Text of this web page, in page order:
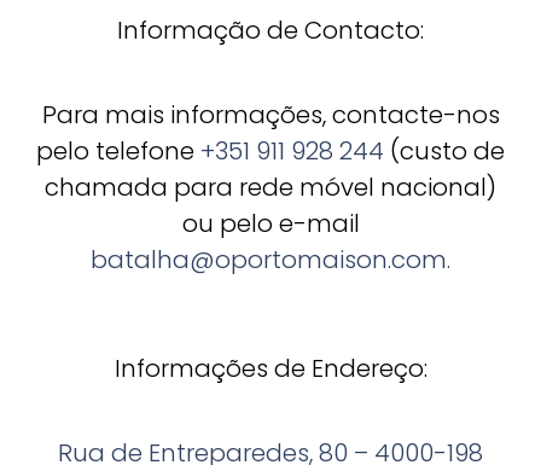
Informação de Contacto:
Para mais informações, contacte-nos
pelo telefone +351 911 928 244 (custo de
chamada para rede móvel nacional)
ou pelo e-mail
batalha@oportomaison.com.
Informações de Endereço:
Rua de Entreparedes, 80 – 4000-198